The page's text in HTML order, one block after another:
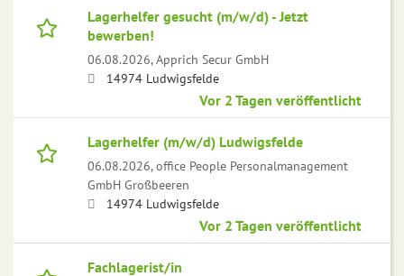
Lagerhelfer gesucht (m/w/d) - Jetzt
bewerben!
06.08.2026,Apprich Secur GmbH
14974 Ludwigsfelde
Vor 2 Tagen veröffentlicht
Lagerhelfer (m/w/d) Ludwigsfelde
06.08.2026,office People Personalmanagement
GmbH Großbeeren
14974 Ludwigsfelde
Vor 2 Tagen veröffentlicht
Fachlagerist/in